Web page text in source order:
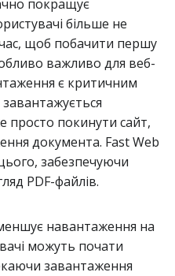
покращує
більше не
щоб побачити першу
важливо для веб-
є критичним
просто покинути сайт,
документа. Fast Web
забезпечуючи
PDF-файлів.
навантаження на
можуть почати
завантаження